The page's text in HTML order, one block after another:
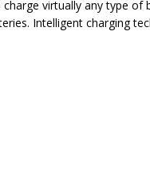
virtually any type of
Intelligent charging